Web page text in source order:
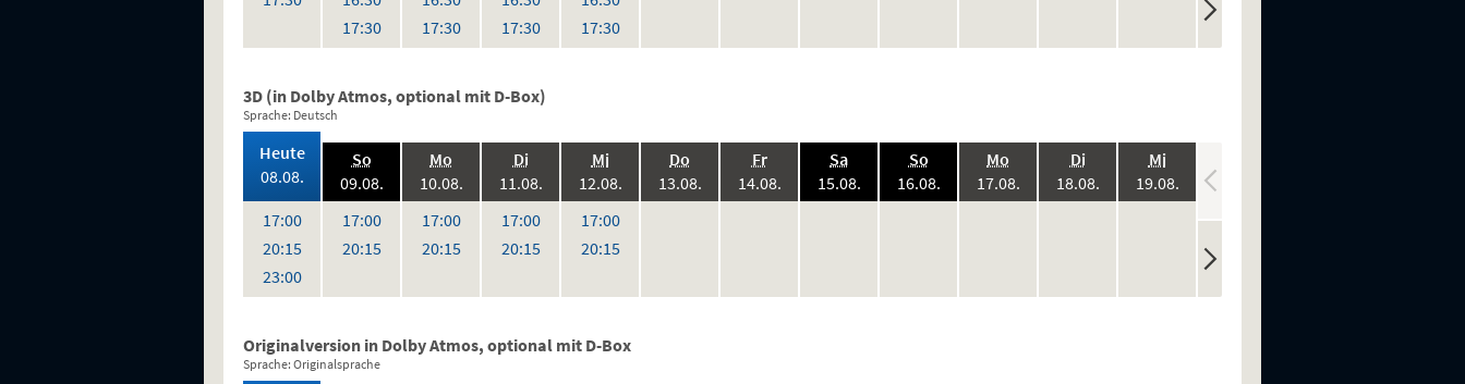
17:30Uhr 17:30Uhr 17:30Uhr 17:30Uhr
3D (in Dolby Atmos, optional mit D-Box)
Sprache: Deutsch
Heute,
08.08. 2026:
17:00Uhr
20:15Uhr
23:00Uhr
So.,
09.08. 2026:
17:00Uhr
20:15Uhr
Mo
10.08. 2026:
17:00Uhr
20:15Uhr
Di.,
11.08. 2026:
17:00Uhr
20:15Uhr
Mi.,
12.08. 2026:
17:00Uhr
20:15Uhr
Do
13.08. 2026:
Fr.,
14.08. 2026:
Sa.,
15.08. 2026:
So.,
16.08. 2026:
Mo
17.08. 2026:
Di.,
18.08. 2026:
Mi.,
19.08. 2026:
keine
Originalversion in Dolby Atmos, optional mit D-Box
Sprache: Originalsprache